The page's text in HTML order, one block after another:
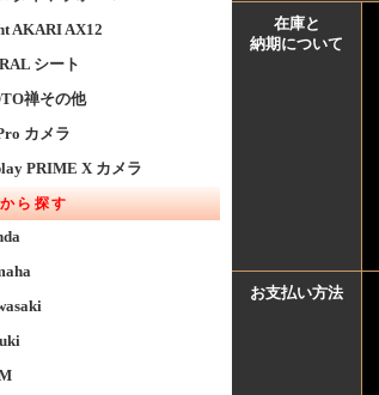
AKARI AX12
シート
禅その他
カメラ
PRIME X カメラ
ら探す
在庫と
納期について
お支払い方法